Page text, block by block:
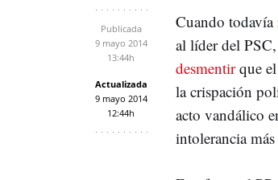
Publicada
9 mayo 2014
13:44h
Actualizada
9 mayo 2014
12:44h
Cuando todavía
al líder del
desmentirque el
la crispación
acto vandálico
intolerancia